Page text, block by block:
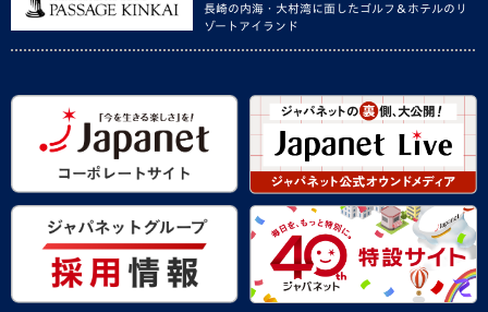
長崎の内海・大村湾に面したゴルフ＆ホテルのリ
ゾートアイランド